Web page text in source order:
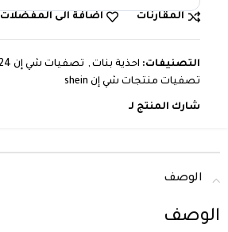
المقارنات اضافة الى المفضلات
التصنيفات: احذية بنات , تصفيات شي إن 24 ريال شي إن shein
تصفيات منتجات شي إن shein
شارك المنتج لـ
الوصف
الوصف